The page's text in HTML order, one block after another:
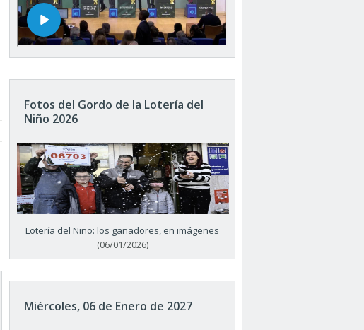
Fotos del Gordo de la Lotería del
Niño 2026
Lotería del Niño: los ganadores, en imágenes
(06/01/2026)
Miércoles, 06 de Enero de 2027